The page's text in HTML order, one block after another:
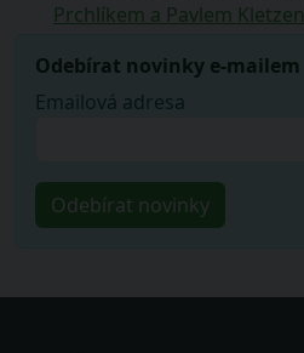
Prchlíkem a Pavlem
Odebírat novinky e-mailem
Emailová adresa